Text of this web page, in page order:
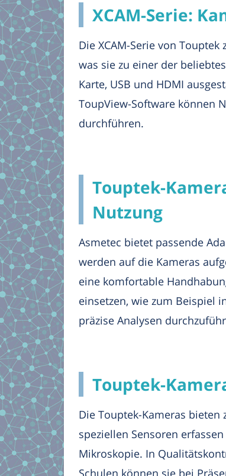
XCAM-Serie:
Die XCAM-Serie von
was sie zu einer der
Karte, USB und HDMI
ToupView-Software können
durchführen.
Touptek-
Nutzung
Asmetec bietet passende
werden auf die Kameras
eine komfortable
einsetzen, wie zum Beispiel
präzise Analysen
Touptek-
Die Touptek-Kameras
speziellen Sensoren
Mikroskopie. In
Schulen können sie bei